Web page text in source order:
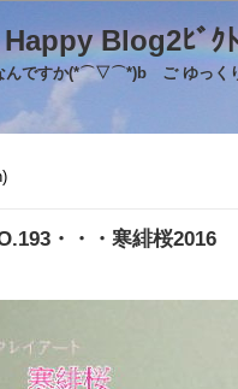
Happy
んですか(*⌒▽⌒*)b ご ゆっく
・・・寒緋桜2016